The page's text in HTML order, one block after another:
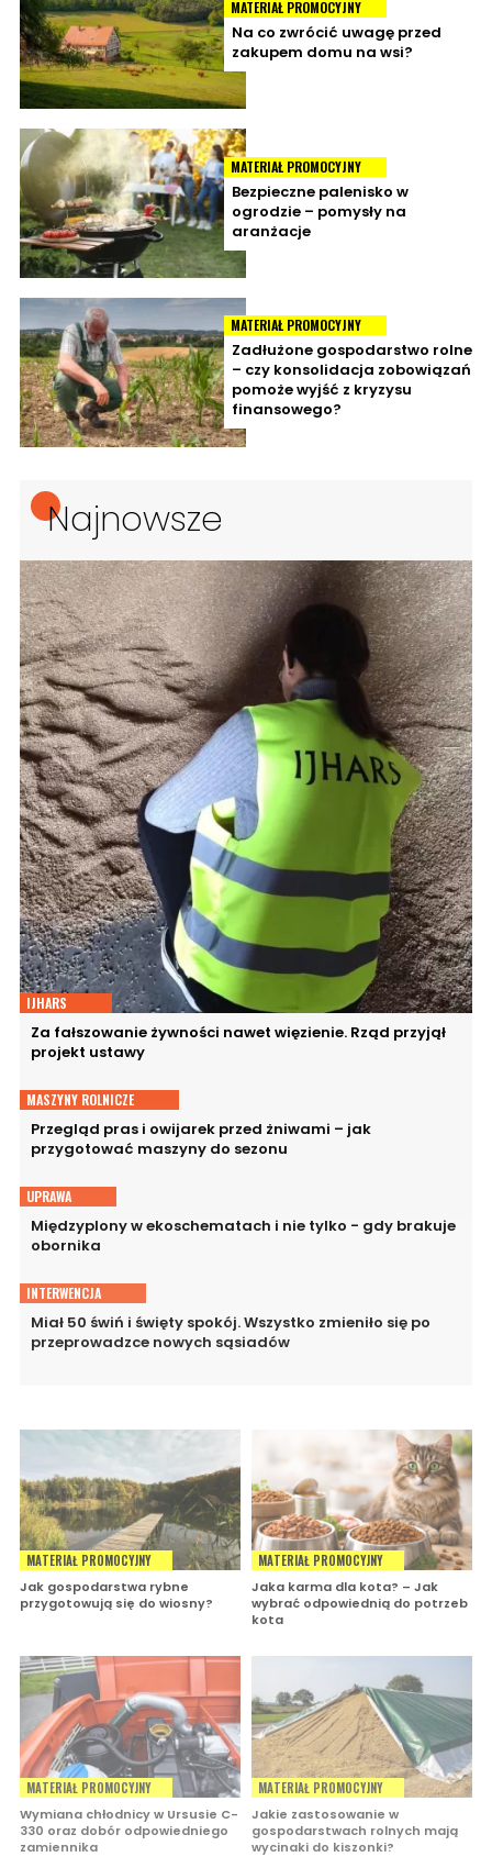
MATERIAŁ PROMOCYJNY
Na co zwrócić uwagę przed
zakupem domu na wsi?
MATERIAŁ PROMOCYJNY
Bezpieczne palenisko w
ogrodzie – pomysły na
aranżacje
MATERIAŁ PROMOCYJNY
Zadłużone gospodarstwo rolne
– czy konsolidacja zobowiązań
pomoże wyjść z kryzysu
finansowego?
Najnowsze
IJHARS
Za fałszowanie żywności nawet więzienie. Rząd przyjął
projekt ustawy
MASZYNY ROLNICZE
Przegląd pras i owijarek przed żniwami – jak
przygotować maszyny do sezonu
UPRAWA
Międzyplony w ekoschematach i nie tylko - gdy brakuje
obornika
INTERWENCJA
Miał 50 świń i święty spokój. Wszystko zmieniło się po
przeprowadzce nowych sąsiadów
MATERIAŁ PROMOCYJNY
Jak gospodarstwa rybne
przygotowują się do wiosny?
MATERIAŁ PROMOCYJNY
Jaka karma dla kota? – Jak
wybrać odpowiednią do potrzeb
kota
MATERIAŁ PROMOCYJNY
Wymiana chłodnicy w Ursusie C-
330 oraz dobór odpowiedniego
zamiennika
MATERIAŁ PROMOCYJNY
Jakie zastosowanie w
gospodarstwach rolnych mają
wycinaki do kiszonki?